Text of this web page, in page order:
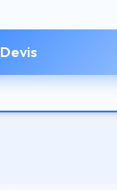
Devis